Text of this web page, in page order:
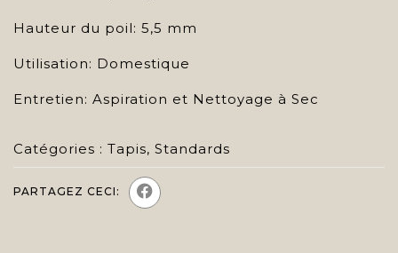
Hauteur du poil: 5,5 mm
Utilisation: Domestique
Entretien: Aspiration et Nettoyage à Sec
Catégories : Tapis, Standards
PARTAGEZ CECI: